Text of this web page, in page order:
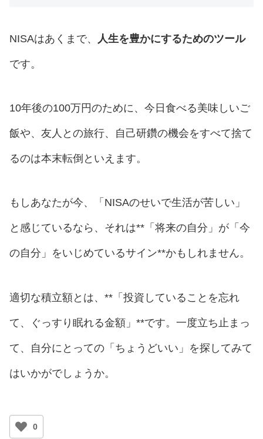
NISAはあくまで、 人生を豊かにするためのツール
です。
10年後の100万円のために、今日食べる美味しいご
飯や、友人との旅行、自己研鑽の機会をすべて捨て
るのは本末転倒といえます。
もしあなたが今、「NISAのせいで生活が苦しい」
と感じているなら、それは**「将来の自分」が「今
の自分」をいじめているサイン**かもしれません。
適切な積立額とは、**「投資していることを忘れ
て、ぐっすり眠れる金額」**です。一度立ち止まっ
て、自分にとっての「ちょうどいい」を探してみて
はいかがでしょうか。
0